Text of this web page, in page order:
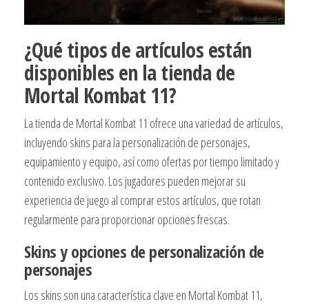
¿Qué tipos de artículos están
disponibles en la tienda de
Mortal Kombat 11?
La tienda de Mortal Kombat 11 ofrece una variedad de artículos,
incluyendo skins para la personalización de personajes,
equipamiento y equipo, así como ofertas por tiempo limitado y
contenido exclusivo. Los jugadores pueden mejorar su
experiencia de juego al comprar estos artículos, que rotan
regularmente para proporcionar opciones frescas.
Skins y opciones de personalización de
personajes
Los skins son una característica clave en Mortal Kombat 11,